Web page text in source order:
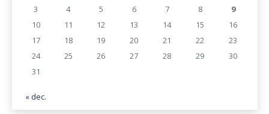
3
4 5 6 7 8
9
10
11 12 13 14 15
16
17
18 19 20 21 22
23
24
25 26 27 28 29
30
31
« dec.